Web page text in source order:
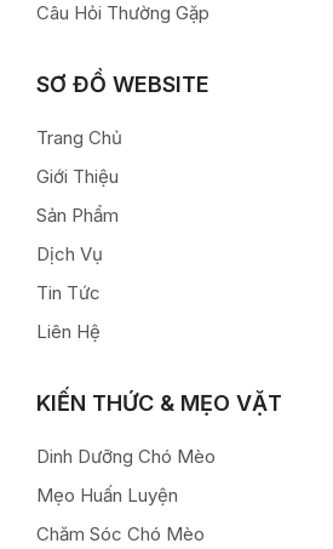
Câu Hỏi Thường Gặp
SƠ ĐỒ WEBSITE
Trang Chủ
Giới Thiệu
Sản Phẩm
Dịch Vụ
Tin Tức
Liên Hệ
KIẾN THỨC & MẸO VẶT
Dinh Dưỡng Chó Mèo
Mẹo Huấn Luyện
Chăm Sóc Chó Mèo